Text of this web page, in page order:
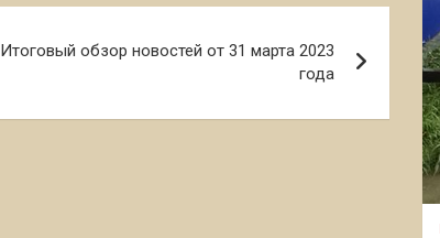
Итоговый обзор новостей от 31 марта 2023
года